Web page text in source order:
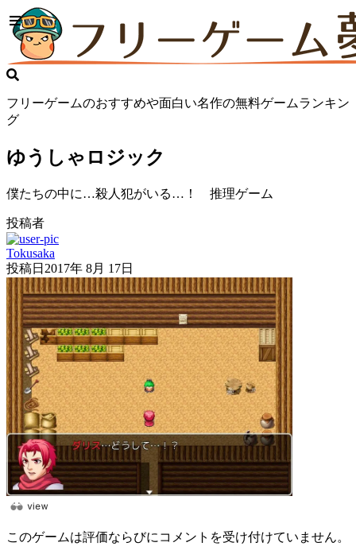
フリーゲームのおすすめや面白い名作の無料ゲームランキン
グ
ゆうしゃロジック
僕たちの中に…殺人犯がいる…！ 推理ゲーム
投稿者
Tokusaka
投稿日 2017年 8月 17日
このゲームは評価ならびにコメントを受け付けていません。